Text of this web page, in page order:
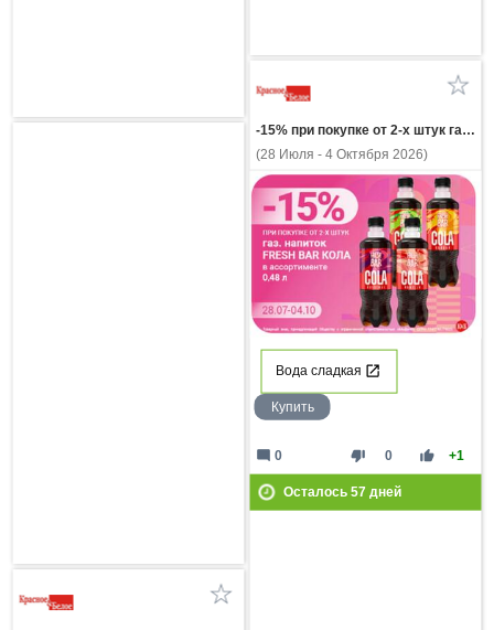
-15% при покупке от 2-х штук газ напиток FRESH BAR КОЛА в ассортименте 0,48л
(28 Июля - 4 Октября 2026)
Вода сладкая
Купить
thumb_down 0 thumb_up +1
mode_comment 0
Осталось 57дней